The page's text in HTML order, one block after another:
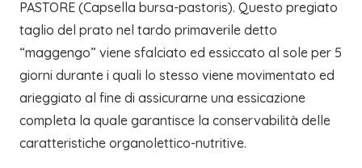
PASTORE (Capsella bursa-pastoris). Questo pregiato
taglio del prato nel tardo primaverile detto
“maggengo” viene sfalciato ed essiccato al sole per 5
giorni durante i quali lo stesso viene movimentato ed
arieggiato al fine di assicurarne una essicazione
completa la quale garantisce la conservabilità delle
caratteristiche organolettico-nutritive.